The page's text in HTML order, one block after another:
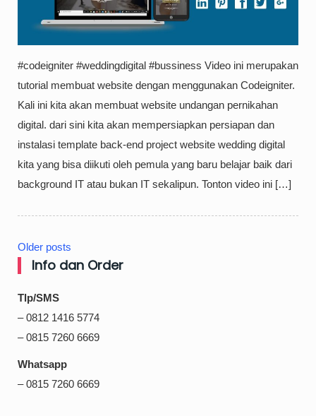
#codeigniter #weddingdigital #bussiness Video ini merupakan
tutorial membuat website dengan menggunakan Codeigniter.
Kali ini kita akan membuat website undangan pernikahan
digital. dari sini kita akan mempersiapkan persiapan dan
instalasi template back-end project website wedding digital
kita yang bisa diikuti oleh pemula yang baru belajar baik dari
background IT atau bukan IT sekalipun. Tonton video ini […]
Posts
navigation
Older posts
Info dan Order
Tlp/SMS
– 0812 1416 5774
– 0815 7260 6669
Whatsapp
– 0815 7260 6669